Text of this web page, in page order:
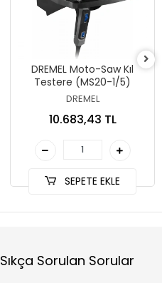
DREMEL Moto-Saw Kıl
Testere (MS20-1/5)
DREMEL
10.683,43 TL
SEPETE EKLE
Sıkça Sorulan Sorular